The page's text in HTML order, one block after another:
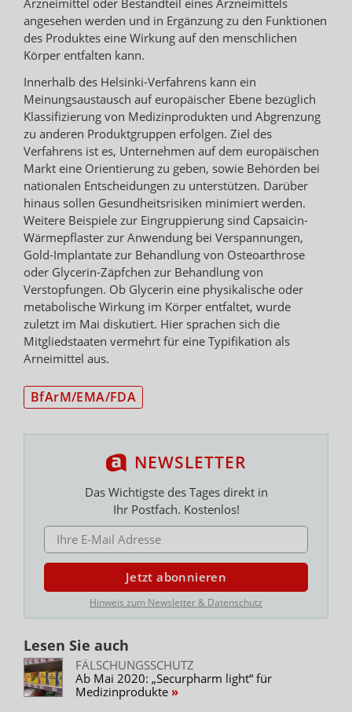
angesehen werden und in Ergänzung zu den Funktionen
des Produktes eine Wirkung auf den menschlichen
Körper entfalten kann.
Innerhalb des Helsinki-Verfahrens kann ein
Meinungsaustausch auf europäischer Ebene bezüglich
Klassifizierung von Medizinprodukten und Abgrenzung
zu anderen Produktgruppen erfolgen. Ziel des
Verfahrens ist es, Unternehmen auf dem europäischen
Markt eine Orientierung zu geben, sowie Behörden bei
nationalen Entscheidungen zu unterstützen. Darüber
hinaus sollen Gesundheitsrisiken minimiert werden.
Weitere Beispiele zur Eingruppierung sind Capsaicin-
Wärmepflaster zur Anwendung bei Verspannungen,
Gold-Implantate zur Behandlung von Osteoarthrose
oder Glycerin-Zäpfchen zur Behandlung von
Verstopfungen. Ob Glycerin eine physikalische oder
metabolische Wirkung im Körper entfaltet, wurde
zuletzt im Mai diskutiert. Hier sprachen sich die
Mitgliedstaaten vermehrt für eine Typifikation als
Arneimittel aus.
BfArM/EMA/FDA
NEWSLETTER
Das Wichtigste des Tages direkt in
Ihr Postfach. Kostenlos!
E-MAIL ADRESSE
Jetzt abonnieren
Hinweis zum Newsletter & Datenschutz
Lesen Sie auch
FÄLSCHUNGSSCHUTZ
Ab Mai 2020: „Securpharm light“ für
Medizinprodukte